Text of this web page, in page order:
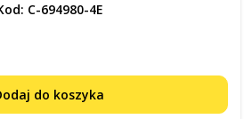
C-694980-4E
do koszyka